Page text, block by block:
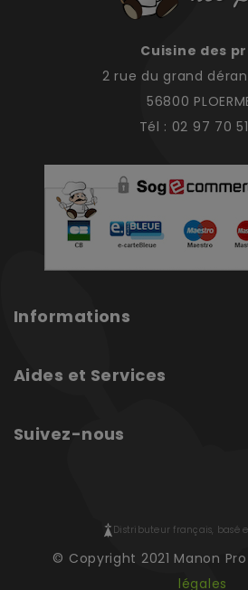
Cuisine des
2 rue du grand
56800
Tél : 02 97 70
Informations
Aides et Services
Suivez-nous
Distributeur français, basé
© Copyright 2021 Manon Pro
légales